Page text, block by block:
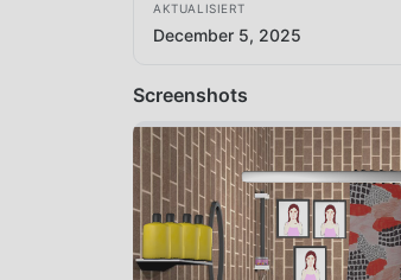
AKTUALISIERT
December 5, 2025
Screenshots